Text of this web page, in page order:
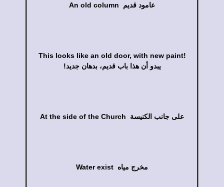
An old column عامود قديم
This looks like an old door, with new paint!
!يبدو أن هذا باب قديم، بدهان جديد
At the side of the Church على جانب الكنيسة
Water exist مخرج مياه